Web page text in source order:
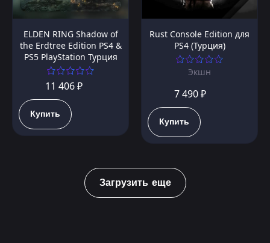
ELDEN RING Shadow of
the Erdtree Edition PS4 &
PS5 PlayStation Турция
11 406 ₽
Купить
Rust Console Edition для
PS4 (Турция)
Экшн
7 490 ₽
Купить
Загрузить еще